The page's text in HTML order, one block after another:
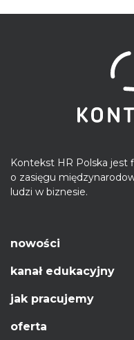
Kontekst HR Polska jest
o zasięgu
ludzi w biznesie.
nowości
kanał edukacyjny
jak pracujemy
oferta